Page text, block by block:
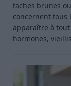
taches brunes
concernent tous
apparaître à tout
hormones,